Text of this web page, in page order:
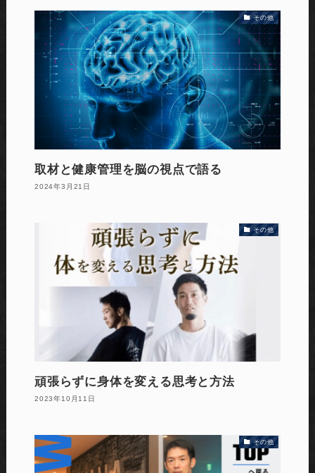
その他
取材と健康管理を脳の視点で語る
2024年3月21日
その他
頑張らずに身体を変える思考と方法
2023年10月11日
その他